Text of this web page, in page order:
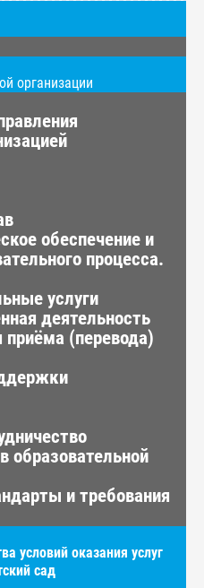
организации
обеспечение и
процесса.
услуги
деятельность
(перевода)
образовательной
и требования
условий оказания услуг
сад